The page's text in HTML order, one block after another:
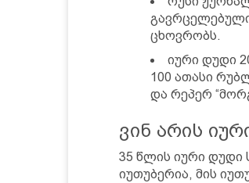
ცხოვრობს.
იური დუდი
100 ათასი
და რეპერ
ვინ არის
35 წლის იური
იუთუბერია, მის